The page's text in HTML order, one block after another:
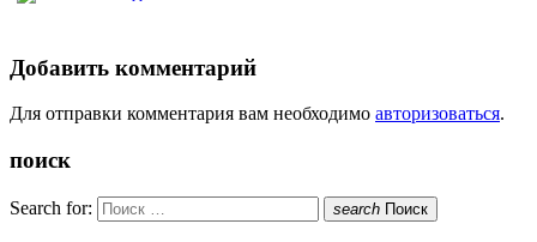
Добавить комментарий
Для отправки комментария вам необходимо авторизоваться.
поиск
Search for: search Поиск